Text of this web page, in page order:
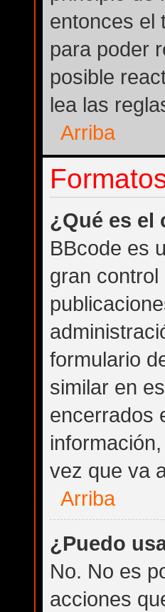
entonces el
para poder
posible
lea las
Arriba
¿Qué es el
BBcode es
gran
formulario
similar en
encerrados
vez que va
Arriba
¿Puedo
No. No es
acciones